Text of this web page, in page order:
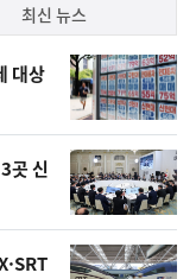
최신 뉴스
대상
곳 신